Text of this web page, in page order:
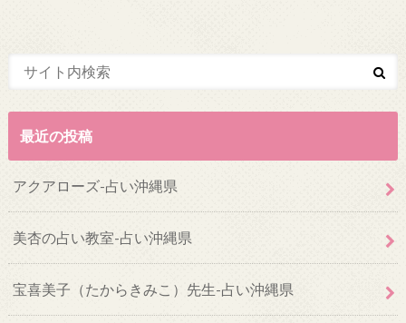
最近の投稿
アクアローズ-占い沖縄県
美杏の占い教室-占い沖縄県
宝喜美子（たからきみこ）先生-占い沖縄県